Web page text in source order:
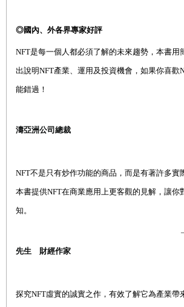
◎國內、外各界專家好評
NFT是每一個人都必須了解的未來趨勢，本書用
出說明NFT產業、運用及投資機會，如果你喜歡
能錯過！
濤亞洲公司總裁
NFT不是只有炒作功能的商品，而是有著許多實
本書提供NFT在商業應用上更客觀的見解，讓你
知。
先生 財經作家
探究NFT虛實的誠實之作，有效了解它為產業帶